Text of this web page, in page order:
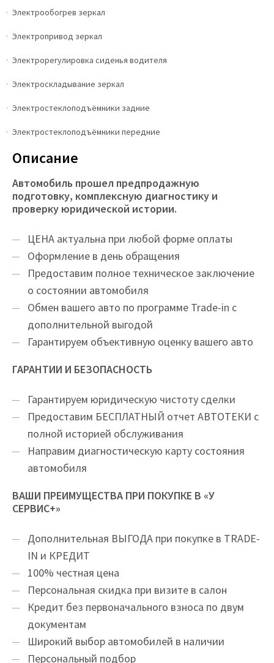
Электрообогрев зеркал
Электропривод зеркал
Электрорегулировка сиденья водителя
Электроскладывание зеркал
Электростеклоподъёмники задние
Электростеклоподъёмники передние
Описание
Автомобиль прошел предпродажную
подготовку, комплексную диагностику и
проверку юридической истории.
ЦEНA актуальна при любой форме оплаты
Оформление в день обращения
Предоставим полное техническое заключение
о состоянии автомобиля
Обмен вашего авто по программе Trade-in с
дополнительной выгодой
Гарантируем объективную оценку вашего авто
ГАРАНТИИ И БЕЗОПАСНОСТЬ
Гарантируем юридическую чистоту сделки
Предоставим БЕСПЛАТНЫЙ отчет АВТОТЕКИ с
полной историей обслуживания
Направим диагностическую карту состояния
автомобиля
ВАШИ ПРЕИМУЩЕСТВА ПРИ ПОКУПКЕ В «У
СЕРВИС+»
Дополнительная ВЫГОДА при покупке в TRADE-
IN и КРЕДИТ
100% честная цена
Персональная скидка при визите в салон
Кредит без первоначального взноса по двум
документам
Широкий выбор автомобилей в наличии
Персональный подбор